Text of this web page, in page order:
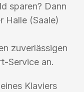
sparen? Dann
Halle (Saale)
zuverlässigen
Service an.
Klaviers